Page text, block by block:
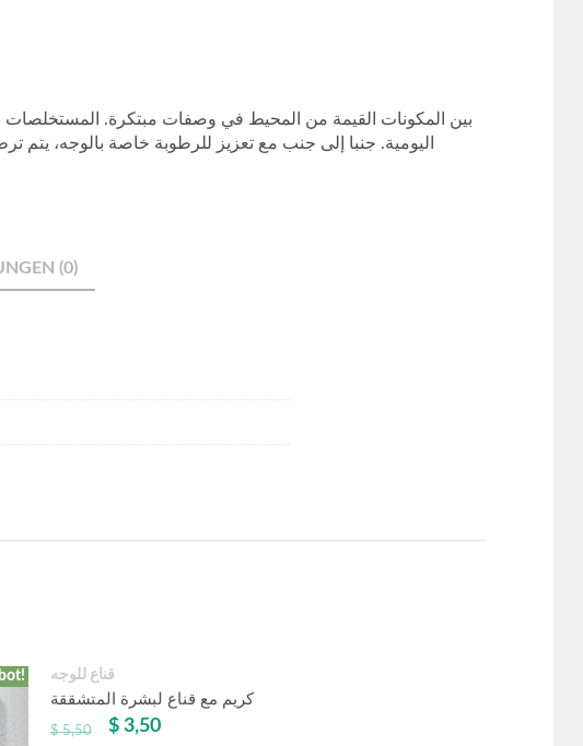
اليومية. جنبا إلى جنب مع تعزيز للرطوبة خاصة بالوجه،
(0)
قناع للوجه
كريم مع قناع لبشرة المتشققة
$5,50 $3,50